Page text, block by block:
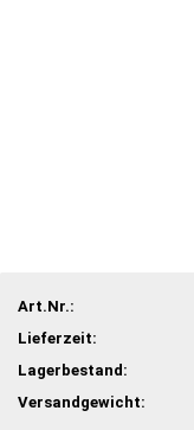
Art.Nr.:
Lieferzeit:
Lagerbestand:
Versandgewicht: